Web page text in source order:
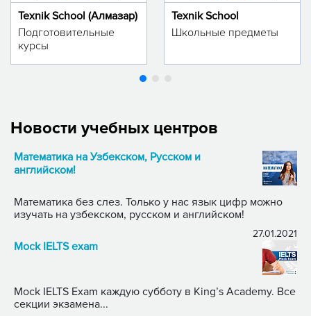
Texnik School (Алмазар)
Подготовительные
курсы
Texnik School
Школьные предметы
Новости учебных центров
Математика на Узбекском, Русском и
английском!
Математика без слез. Только у нас язык цифр можно
изучать на узбекском, русском и английском!
27.01.2021
Mock IELTS exam
Mock IELTS Exam каждую субботу в King’s Academy. Все
секции экзамена...